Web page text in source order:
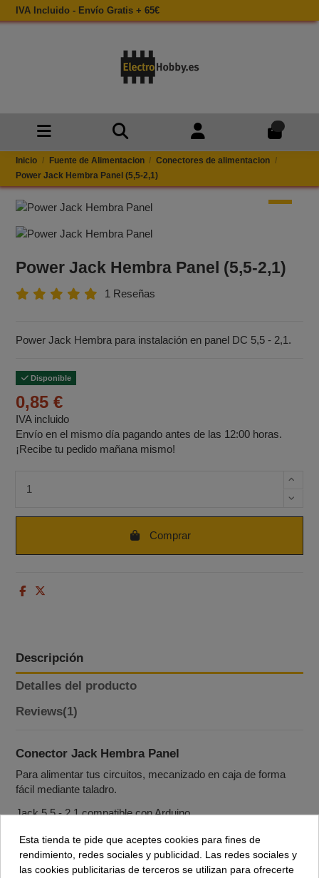
IVA Incluido - Envío Gratis + 65€
Inicio Fuente de Alimentacion
Conectores de alimentacion
Power Jack Hembra Panel (5,5-2,1)
Power Jack Hembra Panel (5,5-2,1)
1 Reseñas
Power Jack Hembra para instalación en panel DC 5,5 - 2,1.
Disponible
0,85 €
IVA incluido
Envío en el mismo día pagando antes de las 12:00 horas.
¡Recibe tu pedido mañana mismo!
Comprar
Descripción
Detalles del producto
Reviews(1)
Conector Jack Hembra Panel
Para alimentar tus circuitos, mecanizado en caja de forma
fácil mediante taladro.
Jack 5,5 - 2,1 compatible con Arduino.
Accesorios
Esta tienda te pide que aceptes cookies para fines de
rendimiento, redes sociales y publicidad. Las redes sociales y
las cookies publicitarias de terceros se utilizan para ofrecerte